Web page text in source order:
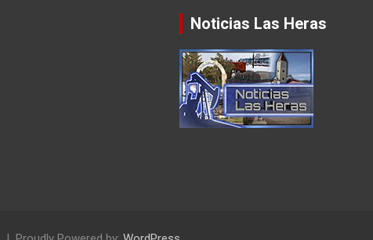
Noticias Las Heras